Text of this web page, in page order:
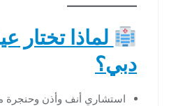
لماذا تختار
دبي؟
استشاري أنف وأذن وحنجرة